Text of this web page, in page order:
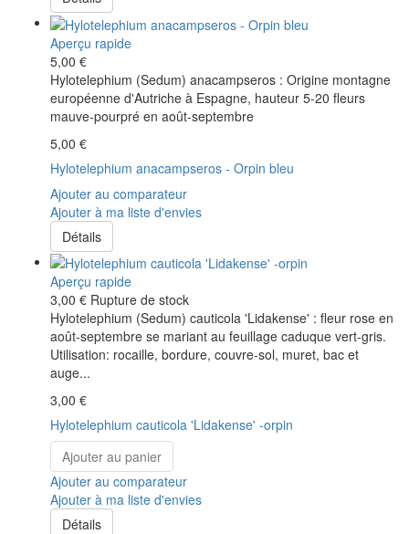
Aperçu rapide
5,00 €
Hylotelephium (Sedum) anacampseros : Origine montagne
européenne d'Autriche à Espagne, hauteur 5-20 fleurs
mauve-pourpré en août-septembre
5,00 €
Hylotelephium anacampseros - Orpin bleu
Ajouter au comparateur
Ajouter à ma liste d'envies
Détails
Aperçu rapide
3,00 € Rupture de stock
Hylotelephium (Sedum) cauticola 'Lidakense' : fleur rose en
août-septembre se mariant au feuillage caduque vert-gris.
Utilisation: rocaille, bordure, couvre-sol, muret, bac et
auge...
3,00 €
Hylotelephium cauticola 'Lidakense' -orpin
Ajouter au panier
Ajouter au comparateur
Ajouter à ma liste d'envies
Détails